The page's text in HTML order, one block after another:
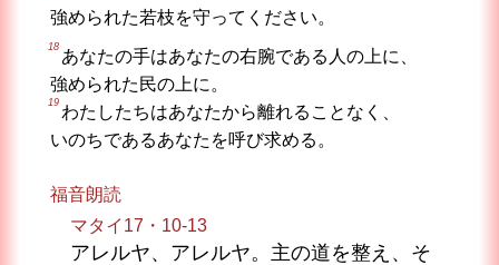
強められた若枝を守ってください。
18
あなたの手はあなたの右腕である人の上に、
強められた民の上に。
19
わたしたちはあなたから離れることなく、
いのちであるあなたを呼び求める。
福音朗読
マタイ17・10-13
アレルヤ、アレルヤ。主の道を整え、そ